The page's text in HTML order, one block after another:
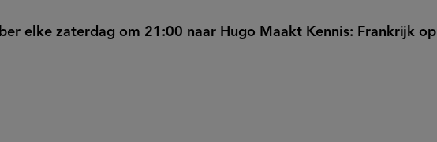
elke zaterdag om 21:00 naar Hugo Maakt Kennis: Frankrijk op